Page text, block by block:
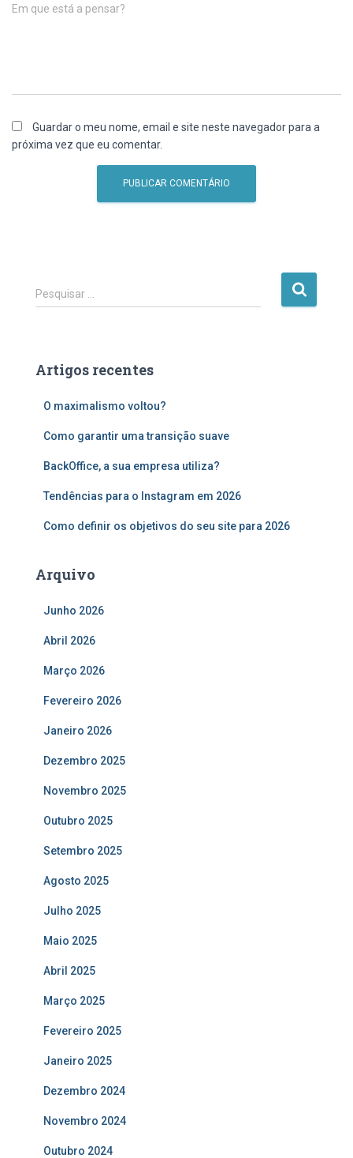
Em que está a pensar?
Guardar o meu nome, email e site neste navegador para a
próxima vez que eu comentar.
P
e
i
Pesquisar …
Artigos recentes
O maximalismo voltou?
Como garantir uma transição suave
BackOffice, a sua empresa utiliza?
Tendências para o Instagram em 2026
Como definir os objetivos do seu site para 2026
Arquivo
Junho 2026
Abril 2026
Março 2026
Fevereiro 2026
Janeiro 2026
Dezembro 2025
Novembro 2025
Outubro 2025
Setembro 2025
Agosto 2025
Julho 2025
Maio 2025
Abril 2025
Março 2025
Fevereiro 2025
Janeiro 2025
Dezembro 2024
Novembro 2024
Outubro 2024